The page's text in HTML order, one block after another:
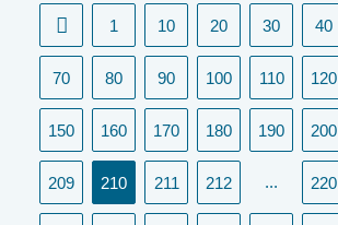
1 10 20 30 40
70 80 90 100 110 120
150 160 170 180 190 200
209 210(current)
211 212 ... 220